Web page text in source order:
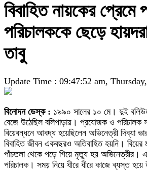
বিবাহিত নায়কের প্রেমে
পরিচালককে ছেড়ে
তাবু
Update Time : 09:47:52 am,
বিনোদন ডেস্ক : ১৯৯০ সালের ১০ মে। দুই বলিউড
বেজে উঠেছিল বলিপাড়ায়। প্রযোজক ও পরিচালক
বিয়েবন্ধনে আবদ্ধ হয়েছিলেন অভিনেত্রী দিব্যা
বিবাহিত জীবন একবছরও অতিবাহিত হয়নি। বিয়ের
পাঁচতলা থেকে পড়ে গিয়ে মৃত্যু হয় অভিনেত্রীর।
পরিচালক। সময় নিয়ে ধীরে ধীরে কাজে ব্যস্ত হয়ে